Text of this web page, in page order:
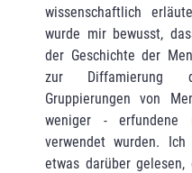
wissenschaftlich
wurde mir bewusst,
der Geschichte der
zur Diffamierung
Gruppierungen von
weniger - erfundene
verwendet wurden.
etwas darüber